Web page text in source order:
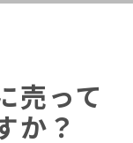
売って
か？